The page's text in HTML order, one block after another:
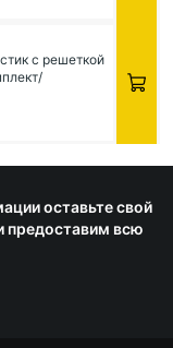
с решеткой
оставьте свой
предоставим всю